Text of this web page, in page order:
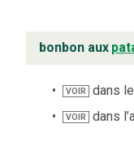
bonbon aux
VOIR dans
VOIR dans